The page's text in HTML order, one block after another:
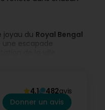
joyau du Royal Bengal
une escapade
pour notremenu du
strictes.
4,1 482avis
Donner un avis